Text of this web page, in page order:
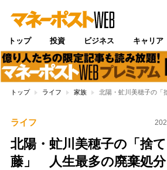
トップ 投資 ビジネス キャリア
トップ ライフ 家族 北陽・虻川美穂子の「
ライフ
北陽・虻川美穂子の「捨
藤」 人生最多の廃棄処